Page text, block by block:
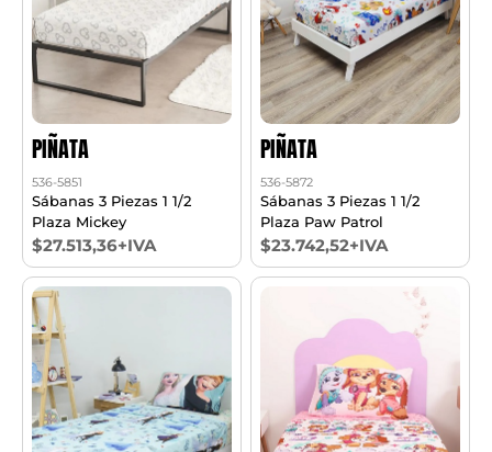
PIÑATA
536-5851
Sábanas 3 Piezas 1 1/2
Plaza Mickey
$27.513,36+IVA
PIÑATA
536-5872
Sábanas 3 Piezas 1 1/2
Plaza Paw Patrol
$23.742,52+IVA